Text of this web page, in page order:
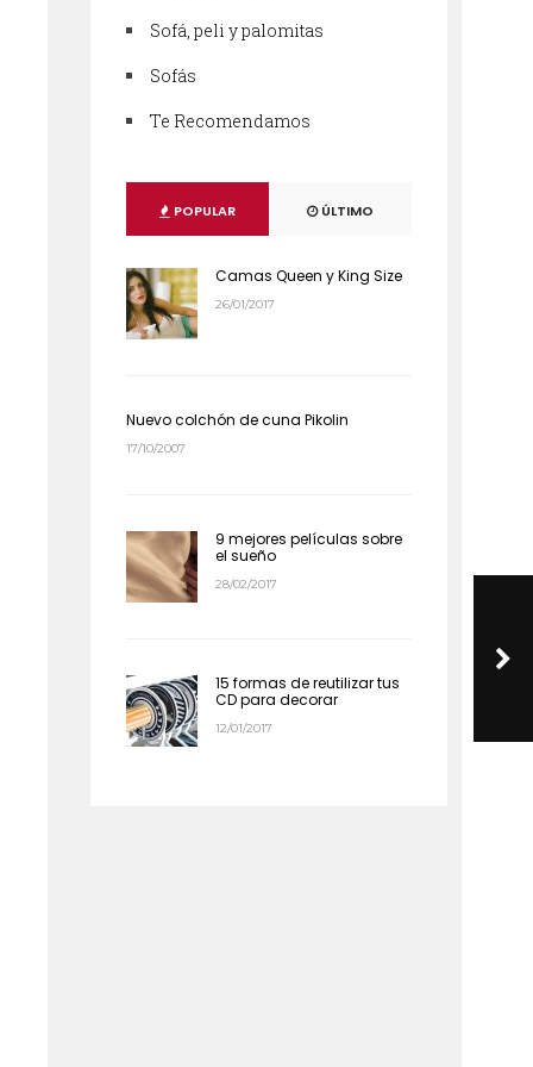
Sofá, peli y palomitas
Sofás
Te Recomendamos
POPULAR ÚLTIMO
Camas Queen y King Size
26/01/2017
Nuevo colchón de cuna Pikolin
17/10/2007
9 mejores películas sobre
el sueño
28/02/2017
15 formas de reutilizar tus
CD para decorar
12/01/2017